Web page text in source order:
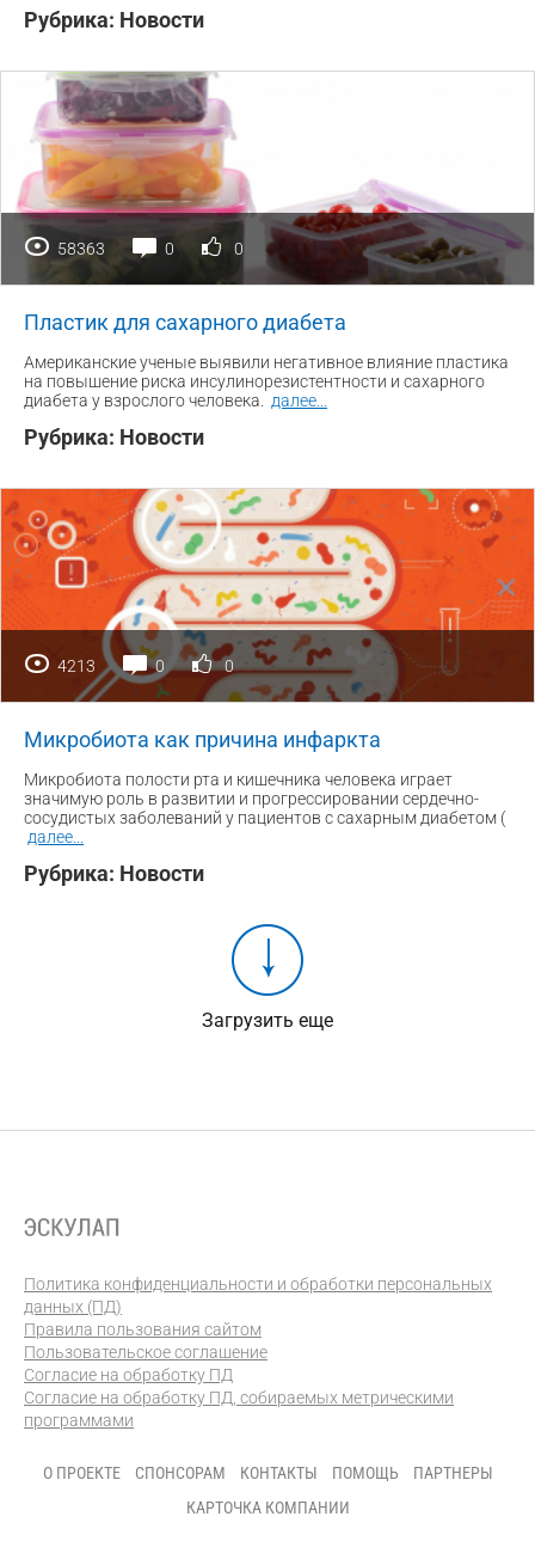
Рубрика: Новости
58363 0 0
Пластик для сахарного диабета
Американские ученые выявили негативное влияние пластика
на повышение риска инсулинорезистентности и сахарного
диабета у взрослого человека.
далее
Рубрика: Новости
4213 0 0
Микробиота как причина инфаркта
Микробиота полости рта и кишечника человека играет
значимую роль в развитии и прогрессировании сердечно-
сосудистых заболеваний у пациентов с сахарным диабетом (
далее
Рубрика: Новости
Загрузить еще
Политика конфиденциальности и обработки персональных
данных (ПД)
Правила пользования сайтом
Пользовательское соглашение
Согласие на обработку ПД
Согласие на обработку ПД, собираемых метрическими
программами
О ПРОЕКТЕ СПОНСОРАМ КОНТАКТЫ ПОМОЩЬ
ПАРТНЕРЫ
КАРТОЧКА КОМПАНИИ